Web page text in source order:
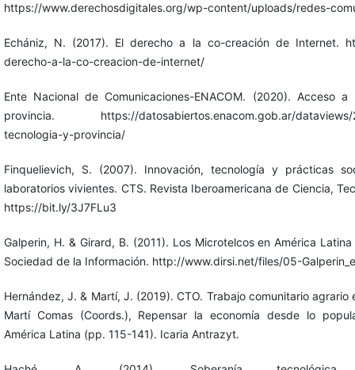
https://www.derechosdigitales.org/wp-content/uploads/redes-
Echániz, N. (2017). El derecho a la co-creación de Internet.
derecho-a-la-co-creacion-de-internet/
Ente Nacional de Comunicaciones-ENACOM. (2020). Acceso
provincia. https://datosabiertos.enacom.gob.ar/dataviews/
tecnologia-y-provincia/
Finquelievich, S. (2007). Innovación, tecnología y prácticas
laboratorios vivientes. CTS. Revista Iberoamericana de Ciencia,
https://bit.ly/3J7FLu3
Galperin, H. & Girard, B. (2011). Los Microtelcos en América
Sociedad de la Información. http://www.dirsi.net/files/05-
Hernández, J. & Martí, J. (2019). CTO. Trabajo comunitario agrario
Martí Comas (Coords.), Repensar la economía desde lo
América Latina (pp. 115-141). Icaria Antrazyt.